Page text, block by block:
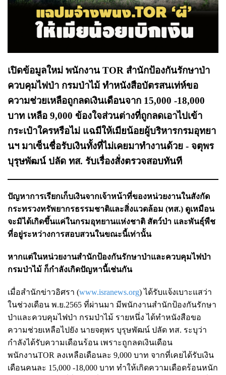
เปิดข้อมูลใหม่ พนักงาน TOR สำนักป้องกันรักษาป่า
ควบคุมไฟป่า กรมป่าไม้ ทำหนังสือบัตรสนเท่ห์ขอ
ความช่วยเหลือถูกลดเงินเดือนจาก 15,000 -18,000
บาท เหลือ 9,000 ข้องใจส่วนต่างที่ถูกลดเอาไปเข้า
กระเป๋าใครหรือไม่ แฉมีให้เมียน้อยผู้บริหารกรมอุทยา
นฯ มาเซ็นชื่อรับเงินทั้งที่ไม่เคยมาทำงานด้วย - จตุพร
บุรุษพัฒน์ ปลัด ทส. รับเรื่องสั่งตรวจสอบทันที
ปัญหาการเรียกเก็บเงินจากเจ้าหน้าที่ของหน่วยงานในสังกัด
กระทรวงทรัพยากรธรรมชาติและสิ่งแวดล้อม (ทส.) ดูเหมือน
จะมิได้เกิดขึ้นแค่ในกรมอุทยานแห่งชาติ สัตว์ป่า และพันธุ์พืช
ที่อยู่ระหว่างการสอบสวนในขณะนี้เท่านั้น
หากแต่ในหน่วยงานสำนักป้องกันรักษาป่าและควบคุมไฟป่า
กรมป่าไม้ ก็กำลังเกิดปัญหานี้เช่นกัน
เมื่อสำนักข่าวอิศรา (www.isranews.org) ได้รับแจ้งเบาะแสว่า
ในช่วงเดือน พ.ย.2565 ที่ผ่านมา มีพนักงานสำนักป้องกันรักษา
ป่าและควบคุมไฟป่า กรมป่าไม้ รายหนึ่ง ได้ทำหนังสือขอ
ความช่วยเหลือไปยัง นายจตุพร บุรุษพัฒน์ ปลัด ทส. ระบุว่า
กำลังได้รับความเดือนร้อน เพราะถูกลดเงินเดือน
พนักงานTOR ลงเหลือเดือนละ 9,000 บาท จากที่เคยได้รับเงิน
เดือนคนละ 15,000 -18,000 บาท ทำให้เกิดความเดือดร้อนหนัก